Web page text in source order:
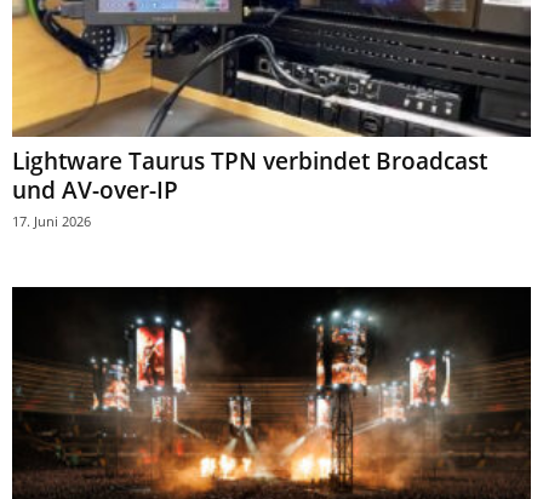
Lightware Taurus TPN verbindet Broadcast
und AV-over-IP
17. Juni 2026